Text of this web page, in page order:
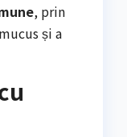
, prin
și a